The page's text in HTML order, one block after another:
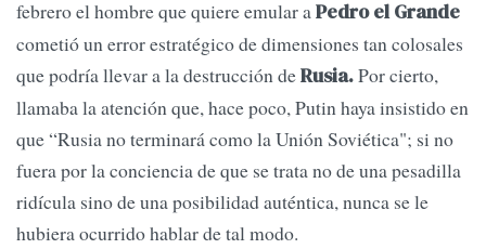
febrero el hombre que quiere emular aPedro el Grande
cometió un error estratégico de dimensiones tan colosales
que podría llevar a la destrucción deRusia.Por cierto,
llamaba la atención que, hace poco, Putin haya insistido en
que “Rusia no terminará como la Unión Soviética"; si no
fuera por la conciencia de que se trata no de una pesadilla
ridícula sino de una posibilidad auténtica, nunca se le
hubiera ocurrido hablar de tal modo.